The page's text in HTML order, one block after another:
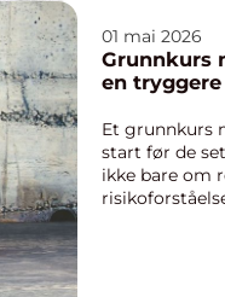
01 mai 2026
Grunnkurs mc hva det er, og hvorfor det
en
Et grunnkurs
start før de
ikke bare om